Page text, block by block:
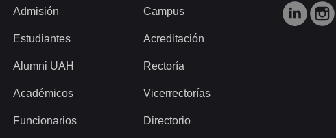
Admisión
Estudiantes
Alumni UAH
Académicos
Funcionarios
Campus
Acreditación
Rectoría
Vicerrectorías
Directorio